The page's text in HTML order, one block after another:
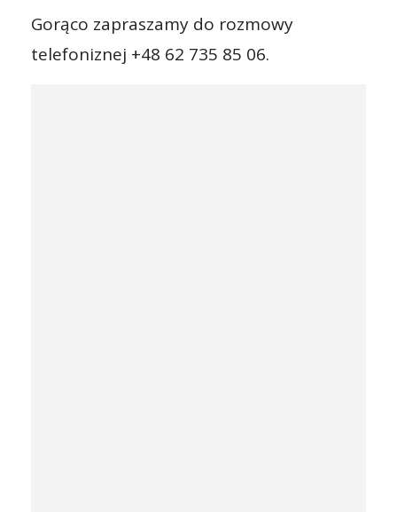
Gorąco zapraszamy do rozmowy
telefoniznej +48 62 735 85 06.